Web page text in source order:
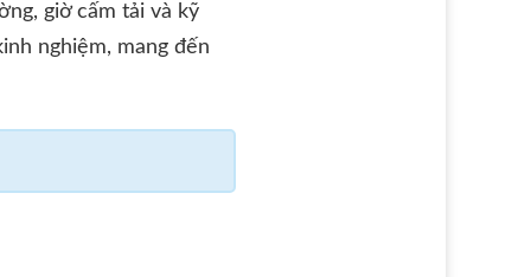
giờ cấm tải và kỹ
nghiệm, mang đến